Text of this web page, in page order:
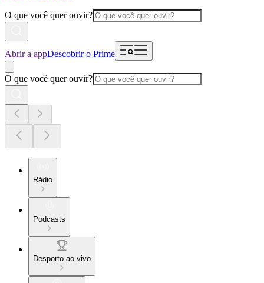
O que você quer ouvir?
Abrir a appDescobrir o Prime
O que você quer ouvir?
Rádio
Podcasts
Desporto ao vivo